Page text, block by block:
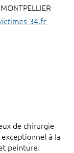
34.fr
de chirurgie
à la
peinture.